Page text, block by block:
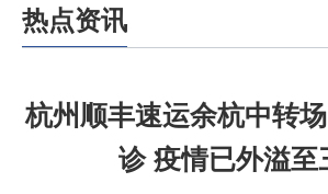
热点资讯
杭州顺丰速运余杭中转
诊 疫情已外溢至